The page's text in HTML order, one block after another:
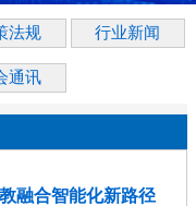
法规 行业新闻
通讯
融合智能化新路径